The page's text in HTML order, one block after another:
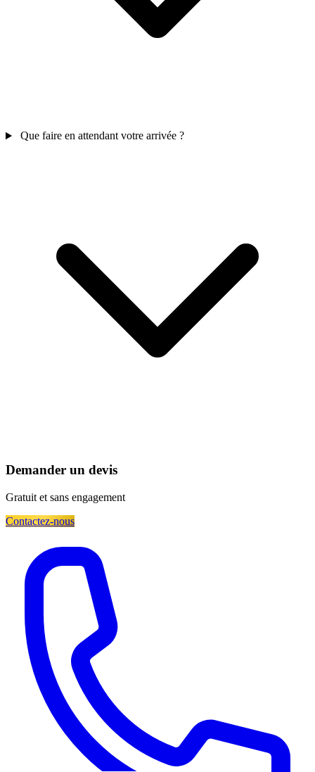
Que faire en attendant votre arrivée ?
Demander un devis
Gratuit et sans engagement
Contactez-nous